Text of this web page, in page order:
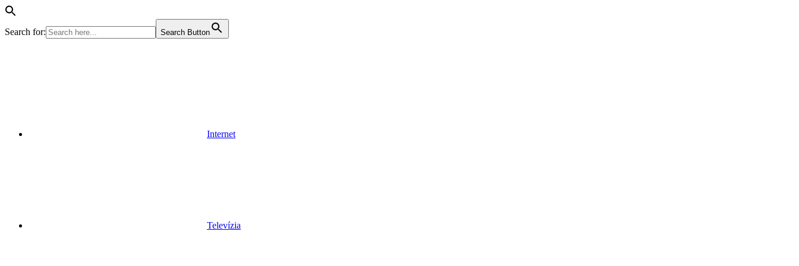
Search for: Search Button
Internet
Televízia